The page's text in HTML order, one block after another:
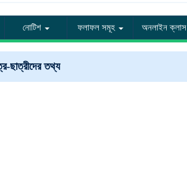
নোটিশ ফলাফল সমূহ অনলাইন ক্লাস
ছাত্রীদের তথ্য